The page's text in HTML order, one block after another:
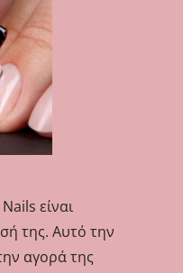
είναι
της. Αυτό την
αγορά της